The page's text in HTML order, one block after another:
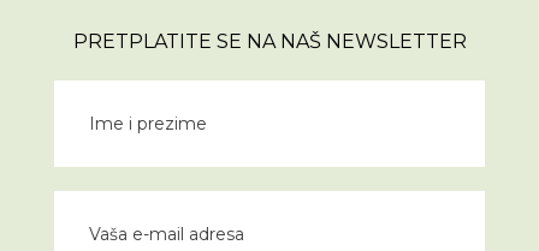
PRETPLATITE SE NA NAŠ NEWSLETTER